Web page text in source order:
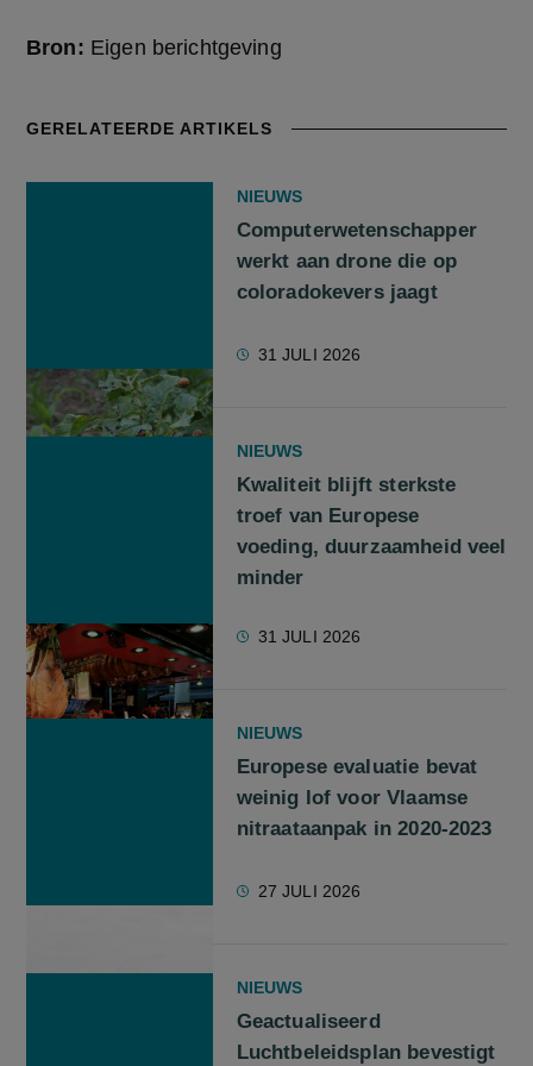
Bron: Eigen berichtgeving
GERELATEERDE ARTIKELS
NIEUWS
Computerwetenschapper
werkt aan drone die op
coloradokevers jaagt
31 JULI 2026
NIEUWS
Kwaliteit blijft sterkste
troef van Europese
voeding, duurzaamheid veel
minder
31 JULI 2026
NIEUWS
Europese evaluatie bevat
weinig lof voor Vlaamse
nitraataanpak in 2020-2023
27 JULI 2026
NIEUWS
Geactualiseerd
Luchtbeleidsplan bevestigt